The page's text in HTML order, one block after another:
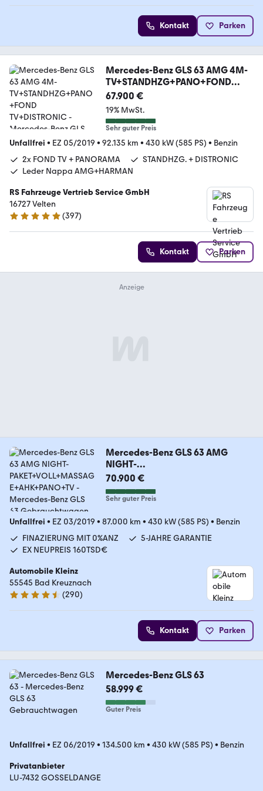
Kontakt Parken
Mercedes-Benz GLS 63 AMG 4M-
TV+STANDHZG+PANO+FOND
TV+DISTRONIC
67.900 €
19% MwSt.
Sehr guter Preis
Unfallfrei • EZ 05/2019 • 92.135 km • 430 kW (585 PS) • Benzin
2x FOND TV + PANORAMA
STANDHZG. + DISTRONIC
Leder Nappa AMG+HARMAN
RS Fahrzeuge Vertrieb Service GmbH
16727 Velten
5 Sterne
(397)
Kontakt Parken
Mercedes-Benz GLS 63 AMG
NIGHT-
PAKET+VOLL+MASSAGE+AHK+PA
NO+TV
70.900 €
Sehr guter Preis
Unfallfrei • EZ 03/2019 • 87.000 km • 430 kW (585 PS) • Benzin
FINAZIERUNG MIT 0%ANZ
5-JAHRE GARANTIE
EX NEUPREIS 160TSD€
Automobile Kleinz
55545 Bad Kreuznach
4.7 Sterne
(290)
Kontakt Parken
Mercedes-Benz GLS 63
58.999 €
Guter Preis
Unfallfrei • EZ 06/2019 • 134.500 km • 430 kW (585 PS) • Benzin
Privatanbieter
LU-7432 GOSSELDANGE